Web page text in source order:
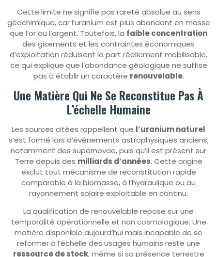
Cette limite ne signifie pas rareté absolue au sens
géochimique, car l’uranium est plus abondant en masse
que l’or ou l’argent. Toutefois, la faible concentration
des gisements et les contraintes économiques
d’exploitation réduisent la part réellement mobilisable,
ce qui explique que l’abondance géologique ne suffise
pas à établir un caractère renouvelable.
Une Matière Qui Ne Se Reconstitue Pas À
L’échelle Humaine
Les sources citées rappellent que l’uranium naturel
s’est formé lors d’événements astrophysiques anciens,
notamment des supernovae, puis qu’il est présent sur
Terre depuis des milliards d’années. Cette origine
exclut tout mécanisme de reconstitution rapide
comparable à la biomasse, à l’hydraulique ou au
rayonnement solaire exploitable en continu.
La qualification de renouvelable repose sur une
temporalité opérationnelle et non cosmologique. Une
matière disponible aujourd’hui mais incapable de se
reformer à l’échelle des usages humains reste une
ressource de stock, même si sa présence terrestre